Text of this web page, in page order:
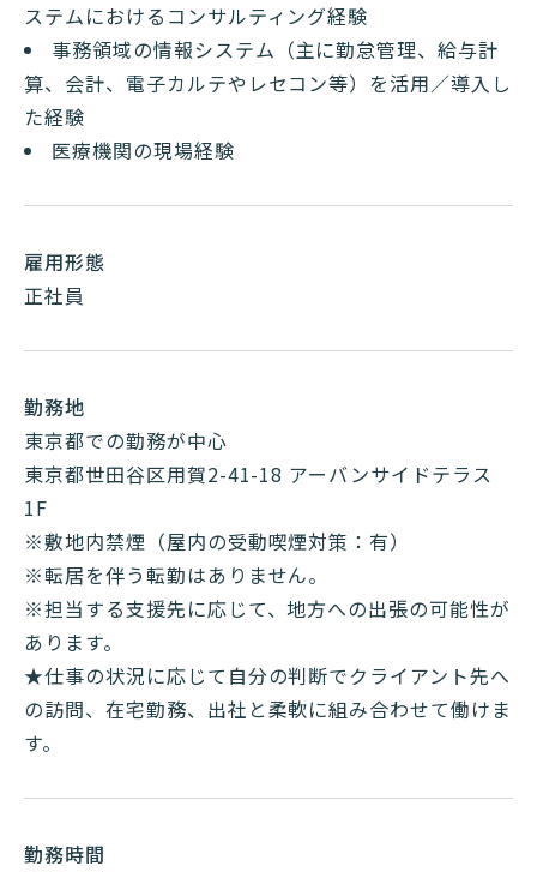
ステムにおけるコンサルティング経験
事務領域の情報システム（主に勤怠管理、給与計
算、会計、電子カルテやレセコン等）を活用／導入し
た経験
医療機関の現場経験
雇用形態
正社員
勤務地
東京都での勤務が中心
東京都世田谷区用賀2-41-18 アーバンサイドテラス
1F
※敷地内禁煙（屋内の受動喫煙対策：有）
※転居を伴う転勤はありません。
※担当する支援先に応じて、地方への出張の可能性が
あります。
★仕事の状況に応じて自分の判断でクライアント先へ
の訪問、在宅勤務、出社と柔軟に組み合わせて働けま
す。
勤務時間